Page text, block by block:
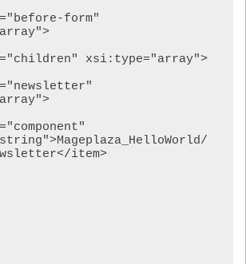
form"
xsi:type="array">
item>